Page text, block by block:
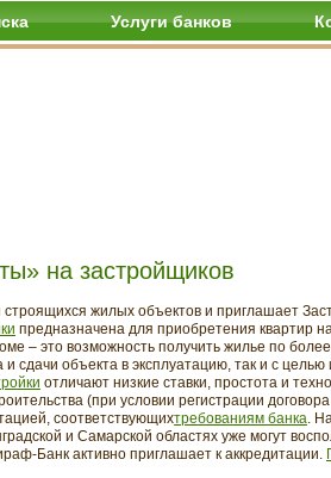
Услуги банков
на застройщиков
жилых объектов и приглашает
предназначена для приобретения квартир
– это возможность получить жилье по
сдачи объекта в эксплуатацию, так и с
отличают низкие ставки, простота и
(при условии регистрации
соответствующихтребованиям банка.
и Самарской областях уже могут
Банк активно приглашает к аккредитации.